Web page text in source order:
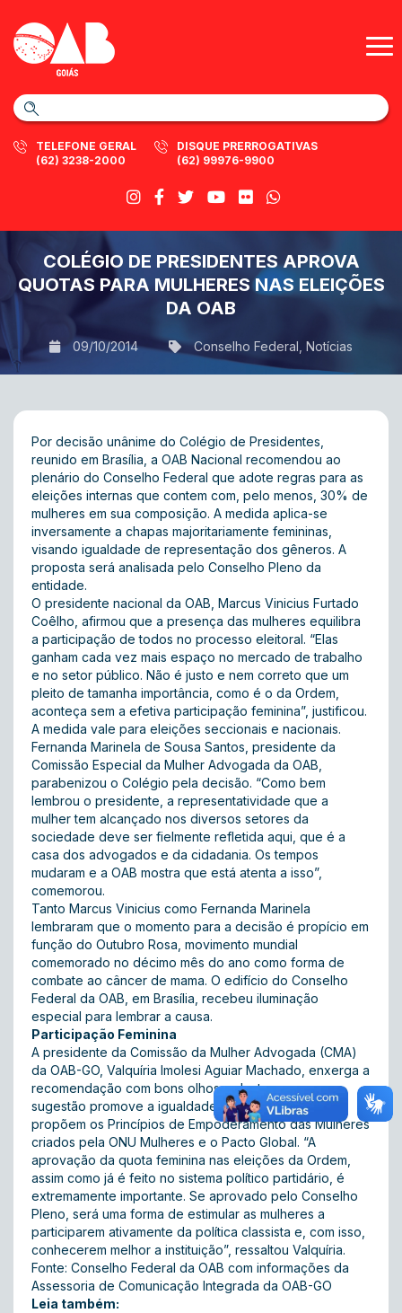
TELEFONE GERAL
(62) 3238-2000
DISQUE PRERROGATIVAS
(62) 99976-9900
COLÉGIO DE PRESIDENTES APROVA
QUOTAS PARA MULHERES NAS ELEIÇÕES
DA OAB
09/10/2014 Conselho Federal Notícias
Por decisão unânime do Colégio de Presidentes,
reunido em Brasília, a OAB Nacional recomendou ao
plenário do Conselho Federal que adote regras para as
eleições internas que contem com, pelo menos, 30% de
mulheres em sua composição. A medida aplica-se
inversamente a chapas majoritariamente femininas,
visando igualdade de representação dos gêneros. A
proposta será analisada pelo Conselho Pleno da
entidade.
O presidente nacional da OAB, Marcus Vinicius Furtado
Coêlho, afirmou que a presença das mulheres equilibra
a participação de todos no processo eleitoral. “Elas
ganham cada vez mais espaço no mercado de trabalho
e no setor público. Não é justo e nem correto que um
pleito de tamanha importância, como é o da Ordem,
aconteça sem a efetiva participação feminina”, justificou.
A medida vale para eleições seccionais e nacionais.
Fernanda Marinela de Sousa Santos, presidente da
Comissão Especial da Mulher Advogada da OAB,
parabenizou o Colégio pela decisão. “Como bem
lembrou o presidente, a representatividade que a
mulher tem alcançado nos diversos setores da
sociedade deve ser fielmente refletida aqui, que é a
casa dos advogados e da cidadania. Os tempos
mudaram e a OAB mostra que está atenta a isso”,
comemorou.
Tanto Marcus Vinicius como Fernanda Marinela
lembraram que o momento para a decisão é propício em
função do Outubro Rosa, movimento mundial
comemorado no décimo mês do ano como forma de
combate ao câncer de mama. O edifício do Conselho
Federal da OAB, em Brasília, recebeu iluminação
especial para lembrar a causa.
Participação Feminina
A presidente da Comissão da Mulher Advogada (CMA)
da OAB-GO, Valquíria Imolesi Aguiar Machado, enxerga a
recomendação com bons olhos e destaca que a
sugestão promove a igualdade de gênero conforme
propõem os Princípios de Empoderamento das Mulheres
criados pela ONU Mulheres e o Pacto Global. “A
aprovação da quota feminina nas eleições da Ordem,
assim como já é feito no sistema político partidário, é
extremamente importante. Se aprovado pelo Conselho
Pleno, será uma forma de estimular as mulheres a
participarem ativamente da política classista e, com isso,
conhecerem melhor a instituição”, ressaltou Valquíria.
Fonte: Conselho Federal da OAB com informações da
Assessoria de Comunicação Integrada da OAB-GO
Leia também: